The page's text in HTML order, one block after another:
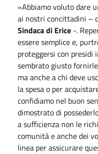
«Abbiamo voluto dare
ai nostri concittadini –
Sindaca di Erice -.
essere semplice e,
proteggersi con presidi
sembrato giusto
ma anche a chi deve
la spesa o per
confidiamo nel buon
dimostrato di
a sufficienza non le
comunità e anche dei
linea per assicurare